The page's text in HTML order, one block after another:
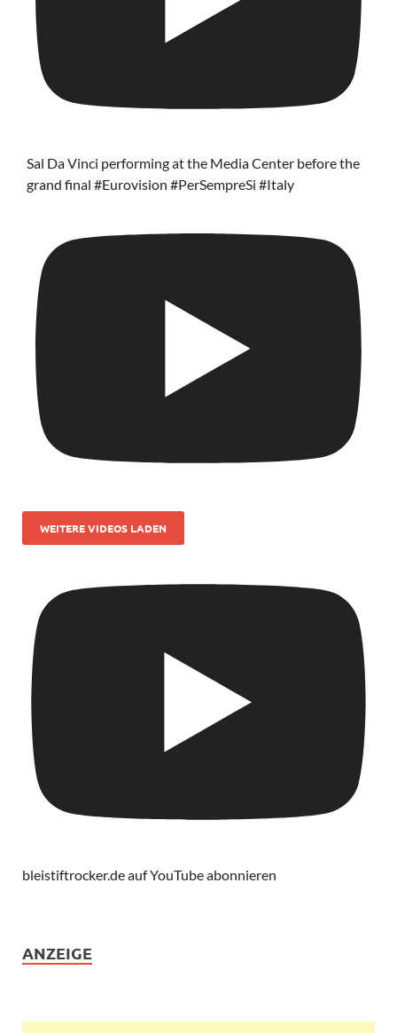
Sal Da Vinci performing at the Media Center before the
grand final #Eurovision #PerSempreSi #Italy
WEITERE VIDEOS LADEN
bleistiftrocker.de auf YouTube abonnieren
ANZEIGE